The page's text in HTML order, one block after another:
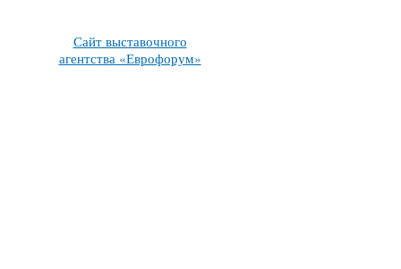
Сайт выставочного
агентства «Еврофорум»